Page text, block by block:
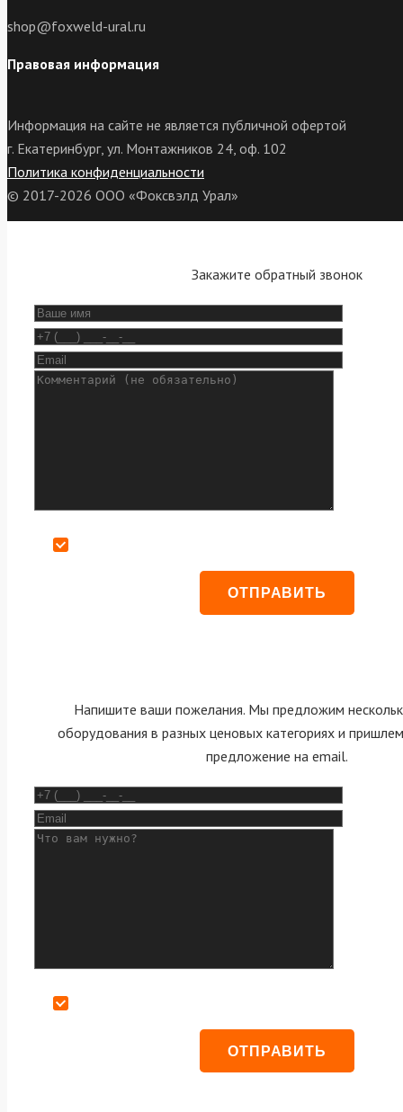
shop@foxweld-ural.ru
Правовая информация
Информация на сайте не является публичной офертой
г. Екатеринбург, ул. Монтажников 24, оф. 102
Политика конфиденциальности
© 2017-2026 ООО «Фоксвэлд Урал»
Закажите обратный звонок
Напишите ваши пожелания. Мы предложим
оборудования в разных ценовых категориях и
предложение на email.